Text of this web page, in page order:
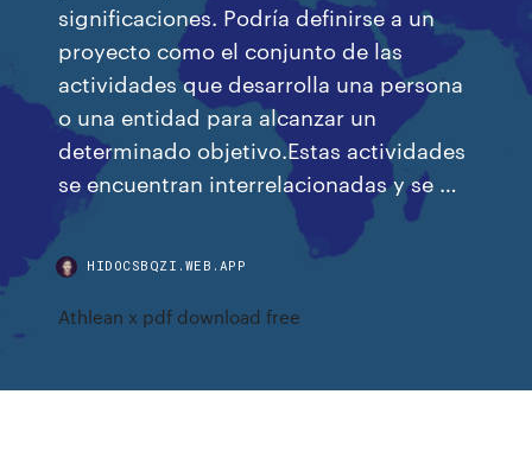
significaciones. Podría definirse a un
proyecto como el conjunto de las
actividades que desarrolla una persona
o una entidad para alcanzar un
determinado objetivo.Estas actividades
se encuentran interrelacionadas y se …
HIDOCSBQZI.WEB.APP
Athlean x pdf download free